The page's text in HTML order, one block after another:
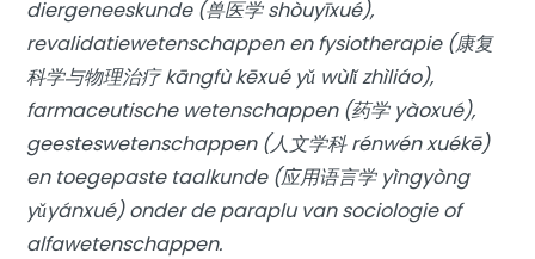
diergeneeskunde (兽医学 shòuyīxué),
revalidatiewetenschappen en fysiotherapie (康复
科学与物理治疗 kāngfù kēxué yǔ wùlǐ zhìliáo),
farmaceutische wetenschappen (药学 yàoxué),
geesteswetenschappen (人文学科 rénwén xuékē)
en toegepaste taalkunde (应用语言学 yìngyòng
yǔyánxué) onder de paraplu van sociologie of
alfawetenschappen.